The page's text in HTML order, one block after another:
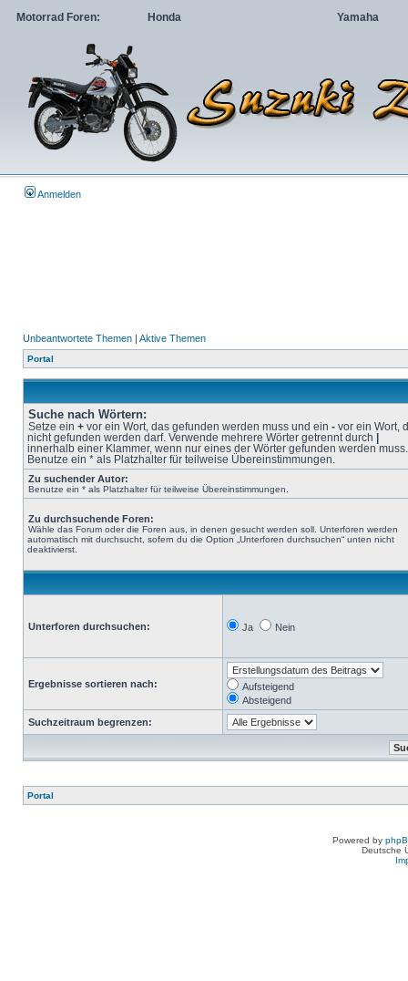
Motorrad Foren: Honda Yamaha
Anmelden
Unbeantwortete Themen | Aktive Themen
Portal
Suche nach Wörtern:
Setze ein + vor ein Wort, das gefunden werden muss und ein - vor ein Wort,
nicht gefunden werden darf. Verwende mehrere Wörter getrennt durch
innerhalb einer Klammer, wenn nur eines der Wörter gefunden werden muss.
Benutze ein * als Platzhalter für teilweise Übereinstimmungen.
Zu suchender Autor:
Benutze ein * als Platzhalter für teilweise Übereinstimmungen.
Zu durchsuchende Foren:
Wähle das Forum oder die Foren aus, in denen gesucht werden soll. Unterforen werden
automatisch mit durchsucht, sofern du die Option „Unterforen durchsuchen“ unten nicht
deaktivierst.
Unterforen durchsuchen: Ja Nein
Ergebnisse sortieren nach:
Aufsteigend
Absteigend
Suchzeitraum begrenzen:
Portal
Powered by
Deutsche